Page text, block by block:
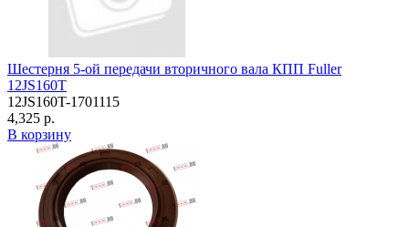
Шестерня 5-ой передачи вторичного вала КПП Fuller
12JS160T
12JS160T-1701115
4,325 р.
В корзину